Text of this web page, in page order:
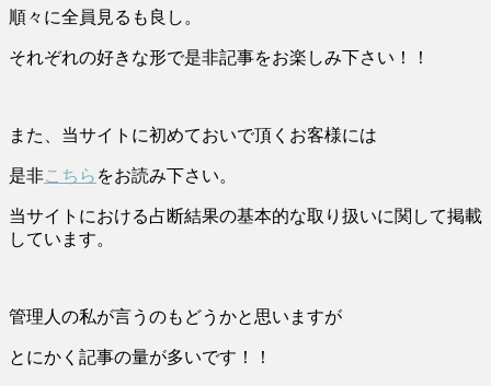
順々に全員見るも良し。
それぞれの好きな形で是非記事をお楽しみ下さい！！
また、当サイトに初めておいで頂くお客様には
是非こちら をお読み下さい。
当サイトにおける占断結果の基本的な取り扱いに関して掲載
しています。
管理人の私が言うのもどうかと思いますが
とにかく記事の量が多いです！！